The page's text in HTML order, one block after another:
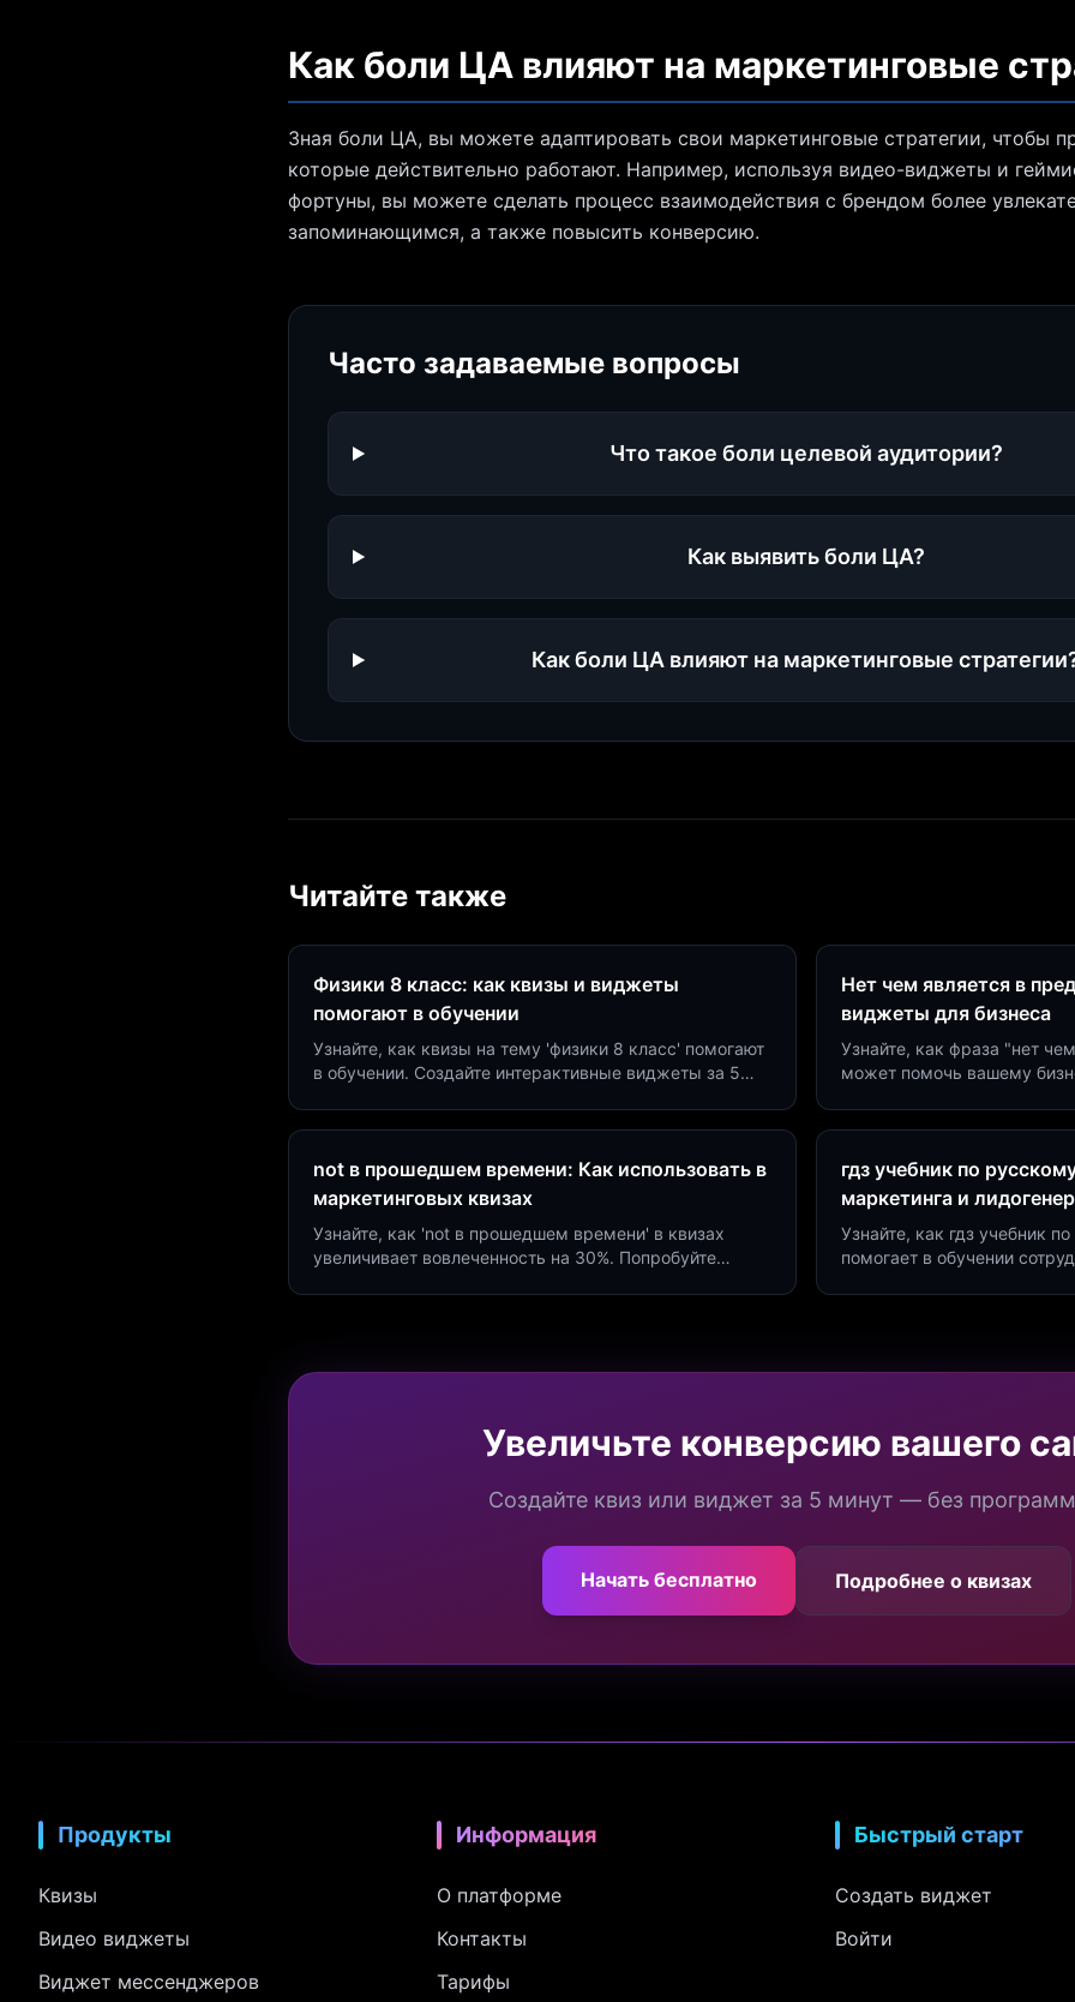
Как боли ЦА влияют на маркетинговые
Зная боли ЦА, вы можете адаптировать свои маркетинговые стратегии, чтобы
которые действительно работают. Например, используя видео-виджеты и
фортуны, вы можете сделать процесс взаимодействия с брендом более
запоминающимся, а также повысить конверсию.
Часто задаваемые вопросы
Что такое боли целевой аудитории?
Как выявить боли ЦА?
Как боли ЦА влияют на маркетинговые
Читайте также
Физики 8 класс: как квизы и виджеты
помогают в обучении
Узнайте, как квизы на тему 'физики 8 класс' помогают
в обучении. Создайте интерактивные виджеты за 5
Нет чем является в
виджеты для бизнеса
Узнайте, как фраза "нет
может помочь вашему
not в прошедшем времени: Как использовать в
маркетинговых квизах
Узнайте, как 'not в прошедшем времени' в квизах
увеличивает вовлеченность на 30%. Попробуйте
гдз учебник по
маркетинга и
Узнайте, как гдз учебник
помогает в обучении
Увеличьте конверсию вашего
Создайте квиз или виджет за 5 минут — без
Начать бесплатно Подробнее о квизах
Продукты
Квизы
Видео виджеты
Виджет мессенджеров
Информация
О платформе
Контакты
Тарифы
Быстрый старт
Создать виджет
Войти